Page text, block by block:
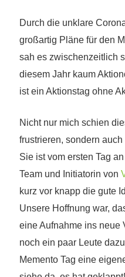
Durch die unklare
großartig Pläne für den
sah es zwischenzeitlich
diesem Jahr kaum
ist ein Aktionstag ohne
Nicht nur mich schien
frustrieren, sondern
Sie ist vom ersten Tag
Team und Initiatorin von
kurz vor knapp die gute
Unsere Hoffnung war,
eine Aufnahme ins neue
noch ein paar Leute dazu
Memento Tag eine